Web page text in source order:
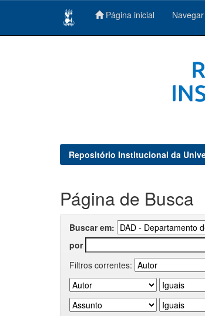
Página inicial Navegar
Repositório Institucional da
Página de Busca
Buscar em:
por
Filtros correntes: